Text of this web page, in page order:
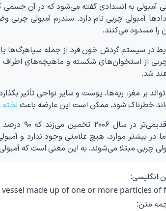
آمبولی به انسدادی گفته می‌شود که در آن
آمبولی چربی نام دارد. سندرم آمبولی
را مسدود می‌کنند.
در سیستم گردش خون فرد از جمله سیاهرگ‌ها
از استخوان‌های شکسته و ماهیچه‌های
شد.
بر مغز، ریه‌ها، پوست و سایر نواحی تأثیر
خطرناک شود. ممکن است این عارضه باعث
تحقیقات
چربی مبتلا می‌شوند، به این معنی است که
انگلیسی:
made up of one or more particles of
متن: